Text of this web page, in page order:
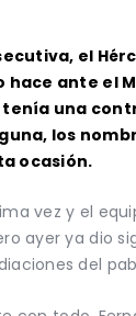
el
hace ante el
una
los
ocasión.
vez y el
ayer ya dio
del